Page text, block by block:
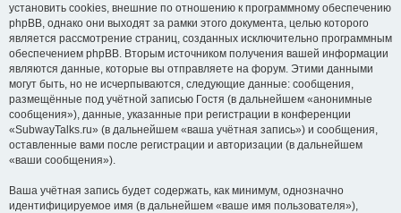
установить cookies, внешние по отношению к программному обеспечению
phpBB, однако они выходят за рамки этого документа, целью которого
является рассмотрение страниц, созданных исключительно программным
обеспечением phpBB. Вторым источником получения вашей информации
являются данные, которые вы отправляете на форум. Этими данными
могут быть, но не исчерпываются, следующие данные: сообщения,
размещённые под учётной записью Гостя (в дальнейшем «анонимные
сообщения»), данные, указанные при регистрации в конференции
«SubwayTalks.ru» (в дальнейшем «ваша учётная запись») и сообщения,
оставленные вами после регистрации и авторизации (в дальнейшем
«ваши сообщения»).
Ваша учётная запись будет содержать, как минимум, однозначно
идентифицируемое имя (в дальнейшем «ваше имя пользователя»),